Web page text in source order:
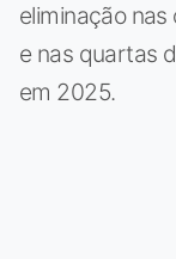
eliminação
e nas quartas
em 2025.